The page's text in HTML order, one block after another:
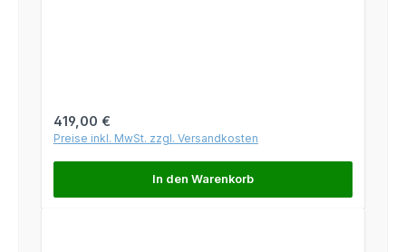
Regulärer Preis:
419,00 €
Preise inkl. MwSt. zzgl. Versandkosten
In den Warenkorb